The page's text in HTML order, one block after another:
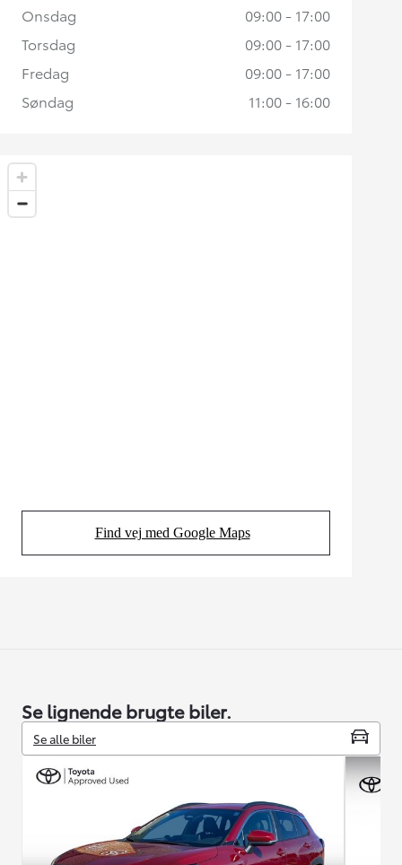
Find vej med Google Maps
(Opens in new tab)
Onsdag
09:00 - 17:00
Torsdag
09:00 - 17:00
Fredag
09:00 - 17:00
Søndag
11:00 - 16:00
Se lignende brugte biler.
Se alle biler